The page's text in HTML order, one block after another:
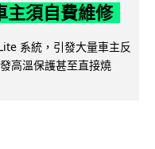
主須自費維修
系統，引發大量車主反
高溫保護甚至直接燒